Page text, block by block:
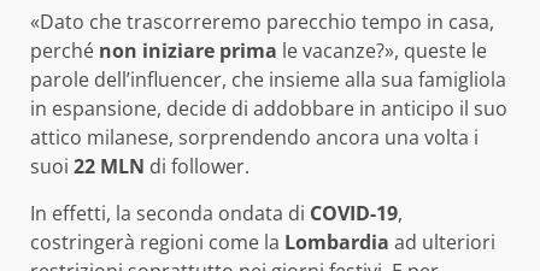
«Dato che trascorreremo parecchio tempo in casa,
perché non iniziare prima le vacanze?», queste le
parole dell’influencer, che insieme alla sua famigliola
in espansione, decide di addobbare in anticipo il suo
attico milanese, sorprendendo ancora una volta i
suoi 22 MLN di follower.
In effetti, la seconda ondata di COVID-19,
costringerà regioni come la Lombardia ad ulteriori